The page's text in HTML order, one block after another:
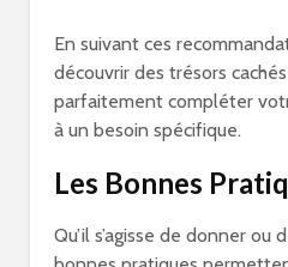
En suivant ces
découvrir des trésors
parfaitement compléter
à un besoin spécifique.
Les Bonnes
Qu’il s’agisse de donner ou